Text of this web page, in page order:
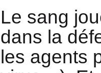
Le sang
dans la
les agents